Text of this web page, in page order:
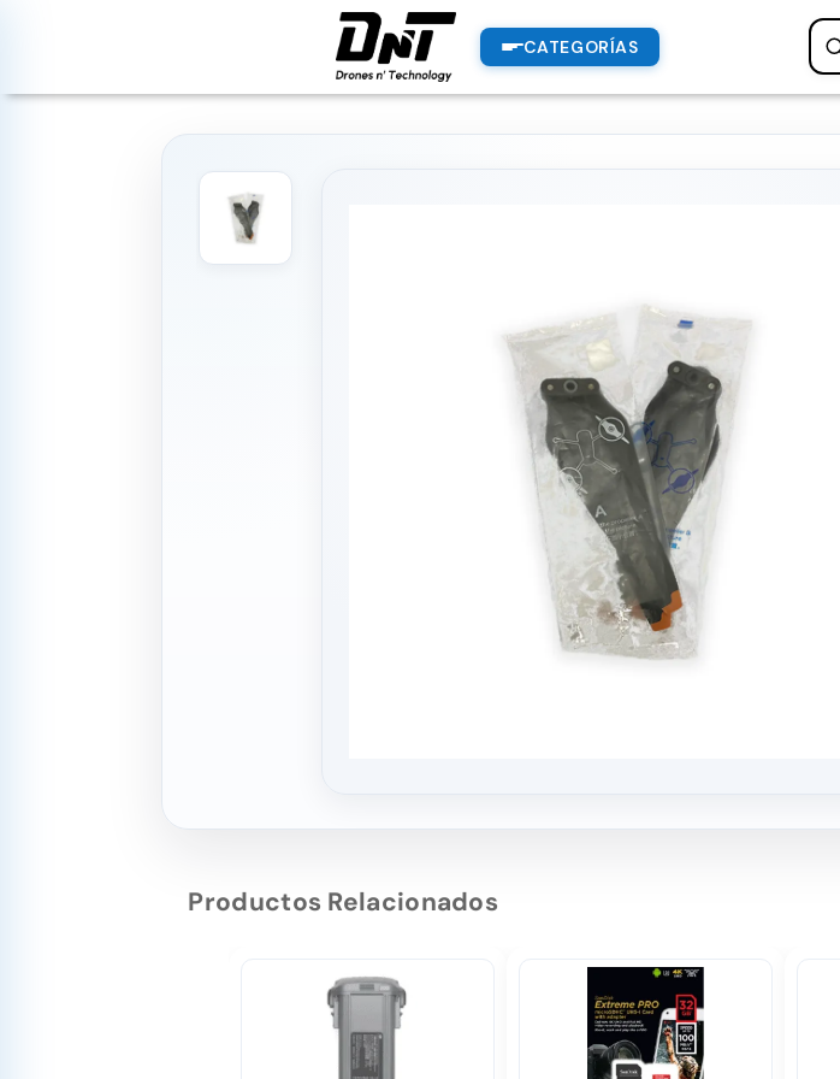
CATEGORÍAS
Productos Relacionados
PRODUCTOS
productos destacados